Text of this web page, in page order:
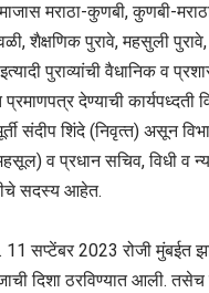
मराठा-कुणबी, कुणबी-
शैक्षणिक पुरावे, महसुली
पुराव्यांची वैधानिक व
देण्याची कार्यपध्दती
संदीप शिंदे (निवृत्‍त) असून
व प्रधान सचिव, विधी व
सदस्‍य आहेत.
11 सप्टेंबर 2023 रोजी मुंबईत
दिशा ठरविण्‍यात आली.